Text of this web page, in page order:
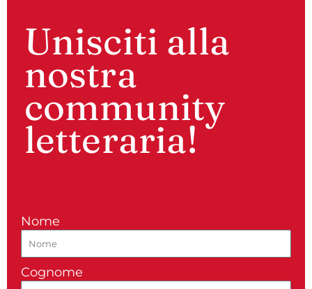
Unisciti alla
nostra
community
letteraria!
Nome
Cognome